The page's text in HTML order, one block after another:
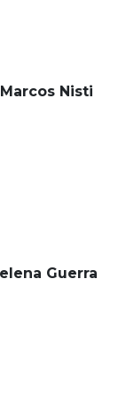
Nisti
Guerra